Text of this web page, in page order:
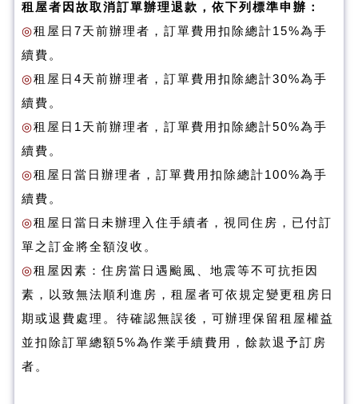
租屋者因故取消訂單辦理退款，依下列標準申辦：
◎租屋日7天前辦理者，訂單費用扣除總計15%為手
續費。
◎租屋日4天前辦理者，訂單費用扣除總計30%為手
續費。
◎租屋日1天前辦理者，訂單費用扣除總計50%為手
續費。
◎租屋日當日辦理者，訂單費用扣除總計100%為手
續費。
◎租屋日當日未辦理入住手續者，視同住房，已付訂
單之訂金將全額沒收。
◎租屋因素：住房當日遇颱風、地震等不可抗拒因
素，以致無法順利進房，租屋者可依規定變更租房日
期或退費處理。待確認無誤後，可辦理保留租屋權益
並扣除訂單總額5%為作業手續費用，餘款退予訂房
者。